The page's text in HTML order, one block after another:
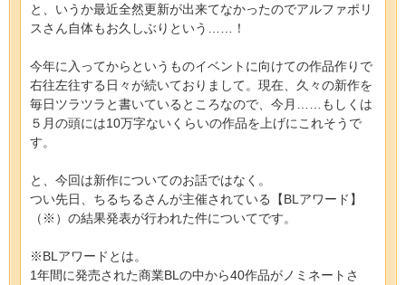
と、いうか最近全然更新が出来てなかったのでアルファポリ
スさん自体もお久しぶりという……！
今年に入ってからというものイベントに向けての作品作りで
右往左往する日々が続いておりまして。現在、久々の新作を
毎日ツラツラと書いているところなので、今月……もしくは
５月の頭には10万字ないくらいの作品を上げにこれそうで
す。
と、今回は新作についてのお話ではなく。
つい先日、ちるちるさんが主催されている【BLアワード】
（※）の結果発表が行われた件についてです。
※BLアワードとは。
1年間に発売された商業BLの中から40作品がノミネートさ